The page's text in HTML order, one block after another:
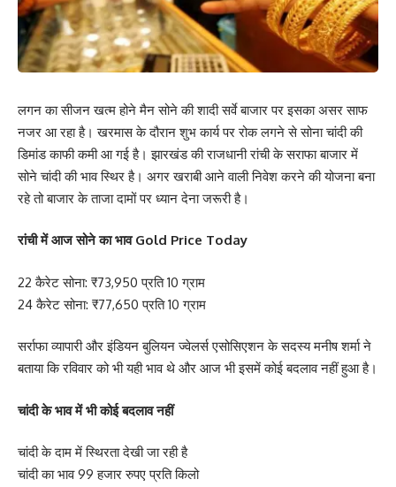
लगन का सीजन खत्म होने मैन सोने की शादी सर्वे बाजार पर इसका असर साफ
नजर आ रहा है। खरमास के दौरान शुभ कार्य पर रोक लगने से सोना चांदी की
डिमांड काफी कमी आ गई है। झारखंड की राजधानी रांची के सराफा बाजार में
सोने चांदी की भाव स्थिर है। अगर खराबी आने वाली निवेश करने की योजना बना
रहे तो बाजार के ताजा दामों पर ध्यान देना जरूरी है।
रांची में आज सोने का भाव Gold Price Today
22 कैरेट सोना: ₹73,950 प्रति 10 ग्राम
24 कैरेट सोना: ₹77,650 प्रति 10 ग्राम
सर्राफा व्यापारी और इंडियन बुलियन ज्वेलर्स एसोसिएशन के सदस्य मनीष शर्मा ने
बताया कि रविवार को भी यही भाव थे और आज भी इसमें कोई बदलाव नहीं हुआ है।
चांदी के भाव में भी कोई बदलाव नहीं
चांदी के दाम में स्थिरता देखी जा रही है
चांदी का भाव 99 हजार रुपए प्रति किलो